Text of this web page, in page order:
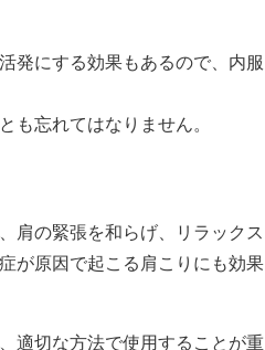
発にする効果もあるので、内服
忘れてはなりません。
肩の緊張を和らげ、リラックス
が原因で起こる肩こりにも効果
適切な方法で使用することが重